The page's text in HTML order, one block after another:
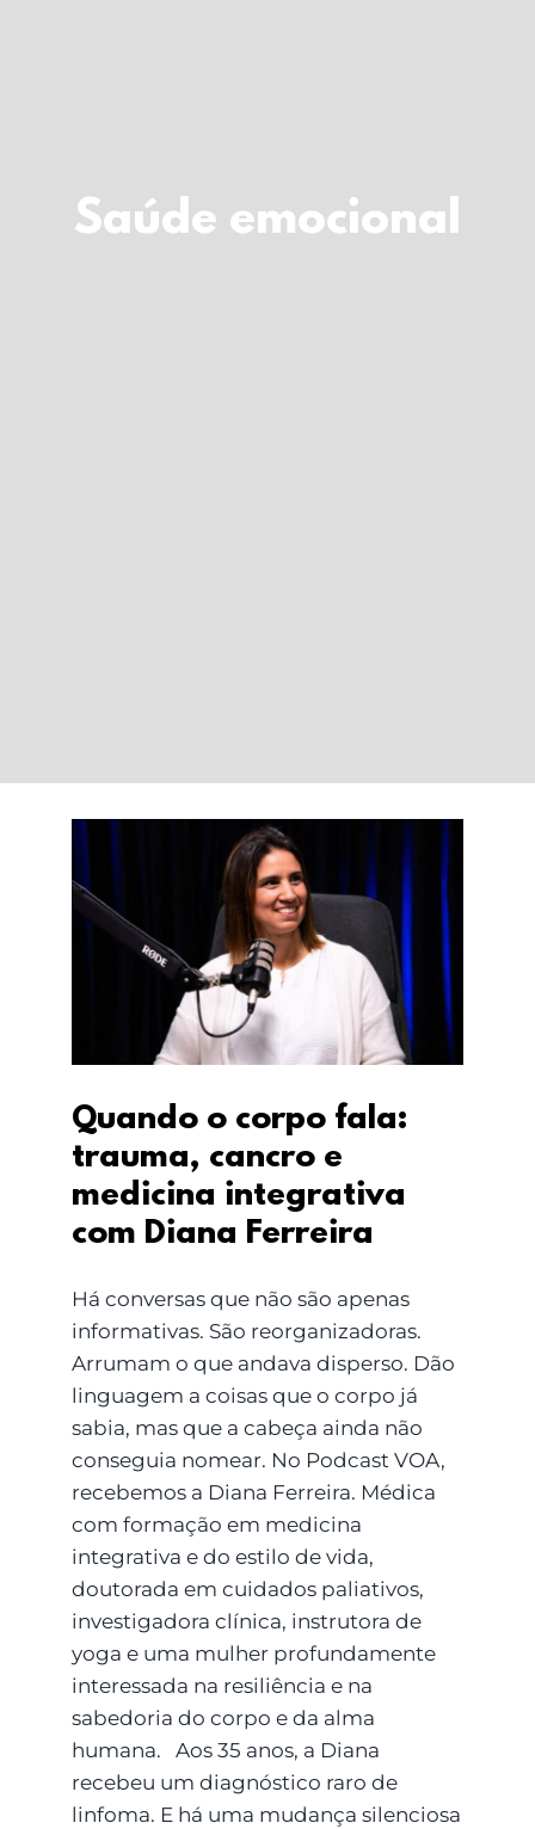
Saúde emocional
Quando o corpo fala:
trauma, cancro e
medicina integrativa
com Diana Ferreira
Quando o corpo fala:
trauma, cancro e
medicina integrativa
com Diana Ferreira
Há conversas que não são apenas
informativas. São reorganizadoras.
Arrumam o que andava disperso. Dão
linguagem a coisas que o corpo já
sabia, mas que a cabeça ainda não
conseguia nomear. No Podcast VOA,
recebemos a Diana Ferreira. Médica
com formação em medicina
integrativa e do estilo de vida,
doutorada em cuidados paliativos,
investigadora clínica, instrutora de
yoga e uma mulher profundamente
interessada na resiliência e na
sabedoria do corpo e da alma
humana. Aos 35 anos, a Diana
recebeu um diagnóstico raro de
linfoma. E há uma mudança silenciosa